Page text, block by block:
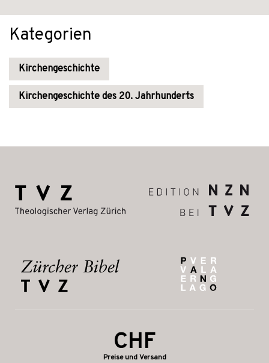
Kategorien
Kirchengeschichte
Kirchengeschichte des 20. Jahrhunderts
CHF
Preise und Versand